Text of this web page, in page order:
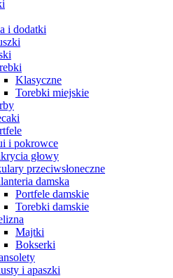
i dodatki
Klasyczne
Torebki miejskie
i pokrowce
głowy
przeciwsłoneczne
damska
Portfele damskie
Torebki damskie
Majtki
Bokserki
i apaszki